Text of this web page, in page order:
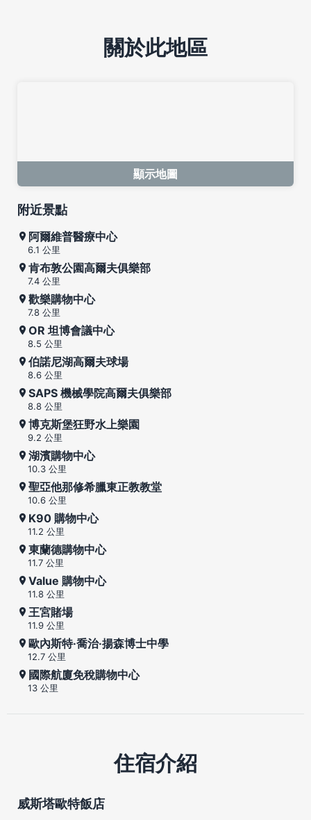
關於此地區
顯示地圖
附近景點
阿爾維普醫療中心
6.1 公里
肯布敦公園高爾夫俱樂部
7.4 公里
歡樂購物中心
7.8 公里
OR 坦博會議中心
8.5 公里
伯諾尼湖高爾夫球場
8.6 公里
SAPS 機械學院高爾夫俱樂部
8.8 公里
博克斯堡狂野水上樂園
9.2 公里
湖濱購物中心
10.3 公里
聖亞他那修希臘東正教教堂
10.6 公里
K90 購物中心
11.2 公里
東蘭德購物中心
11.7 公里
Value 購物中心
11.8 公里
王宮賭場
11.9 公里
歐內斯特·喬治·揚森博士中學
12.7 公里
國際航廈免稅購物中心
13 公里
住宿介紹
威斯塔歐特飯店